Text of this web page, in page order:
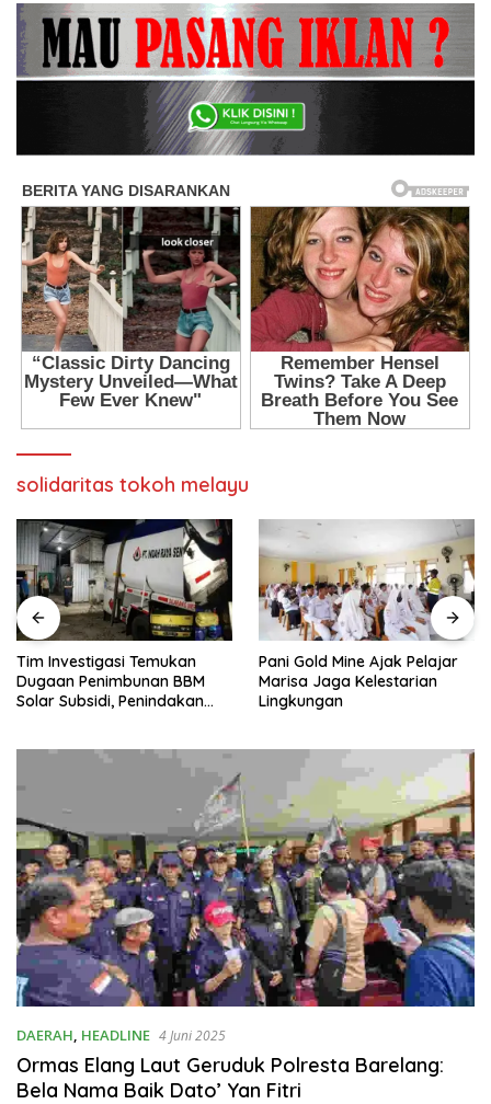
solidaritas tokoh melayu
Pani Gold Mine Ajak Pelajar
Marisa Jaga Kelestarian
Lingkungan
H. Muhammad Faizal :
Pembinaan Politik Penting
untuk Menciptakan Kompetisi
DAERAH, HEADLINE 4 Juni 2025
Ormas Elang Laut Geruduk Polresta Barelang:
Bela Nama Baik Dato’ Yan Fitri